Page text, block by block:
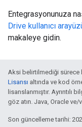
Entegrasyonunuza
Drive kullanıcı
makaleye gidin.
Aksi belirtilmediği sürece
Lisansı altında ve kod
lisanslanmıştır. Ayrıntılı
göz atın. Java, Oracle ve/
Son güncelleme tarihi: